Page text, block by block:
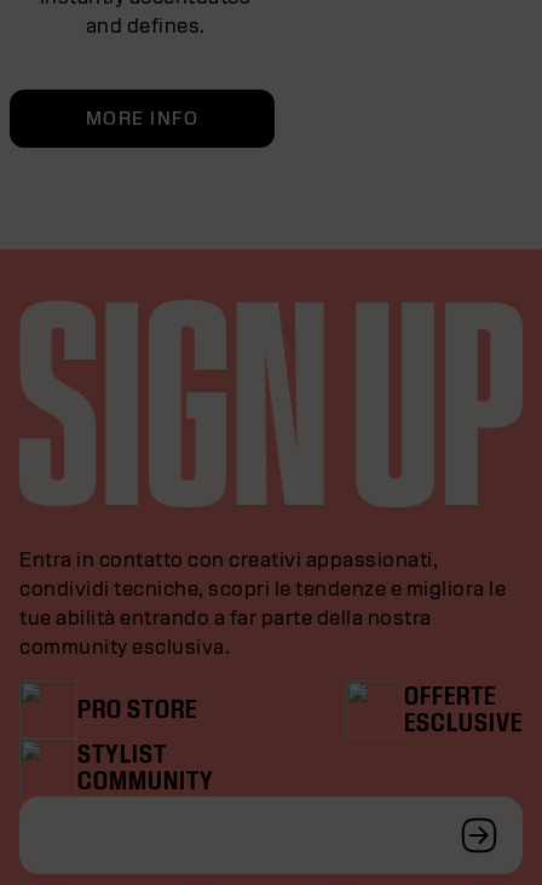
and defines.
MORE INFO
Entra in contatto con creativi appassionati,
condividi tecniche, scopri le tendenze e migliora le
tue abilità entrando a far parte della nostra
community esclusiva.
PRO STORE
OFFERTE
ESCLUSIVE
STYLIST
COMMUNITY